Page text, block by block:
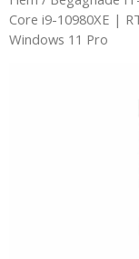
Core i9-10980XE |
Windows 11 Pro